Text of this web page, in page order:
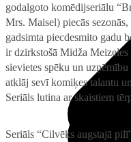
godalgoto komēdijseriālu
Mrs. Maisel) piecās
gadsimta piecdesmito gadu
ir dzirkstošā Midža
sievietes spēku un
atklāj sevī komiķes talantu
Seriāls lutina ar skaistiem
Seriāls “Cilvēks augstajā